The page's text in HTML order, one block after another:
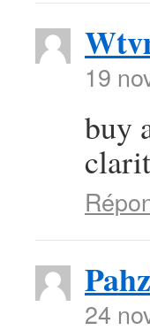
19
buy
24